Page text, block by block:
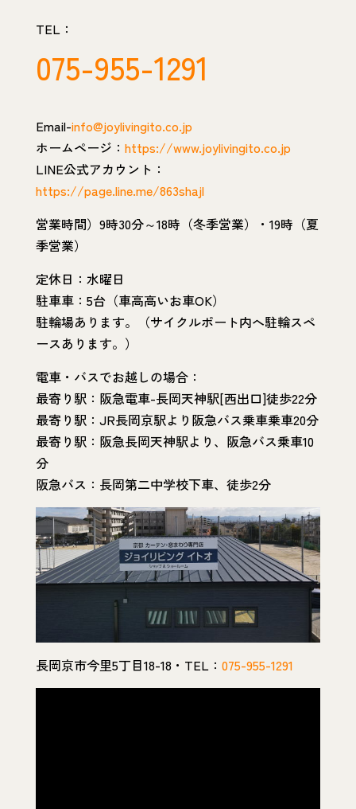
TEL：
075-955-1291
Email-info@joylivingito.co.jp
ホームページ： https://www.joylivingito.co.jp
LINE公式アカウント：
https://page.line.me/863shajl
営業時間）9時30分～18時（冬季営業）・19時（夏
季営業）
定休日：水曜日
駐車車：5台（車高高いお車OK）
駐輪場あります。（サイクルポート内へ駐輪スペ
ースあります。）
電車・バスでお越しの場合：
最寄り駅：阪急電車-長岡天神駅[西出口]徒歩22分
最寄り駅：JR長岡京駅より阪急バス乗車乗車20分
最寄り駅：阪急長岡天神駅より、阪急バス乗車10
分
阪急バス：長岡第二中学校下車、徒歩2分
長岡京市今里5丁目18-18・TEL： 075-955-1291